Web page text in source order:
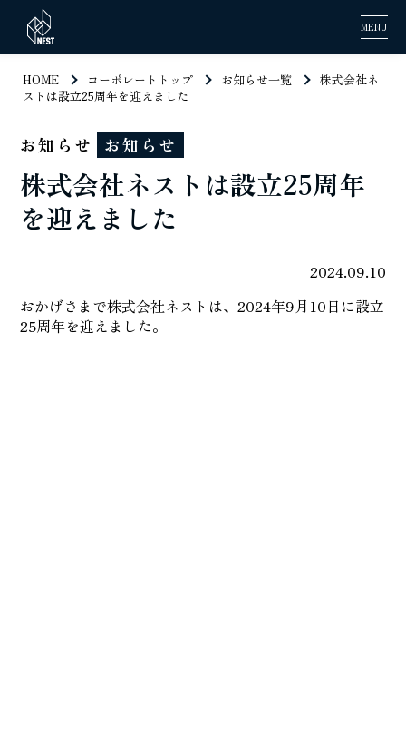
MENU
HOME コーポレートトップ お知らせ一覧
株式会社ネ
ストは設立25周年を迎えました
お知らせ お知らせ
株式会社ネストは設立25周年
を迎えました
2024.09.10
おかげさまで株式会社ネストは、2024年9月10日に設立
25周年を迎えました。